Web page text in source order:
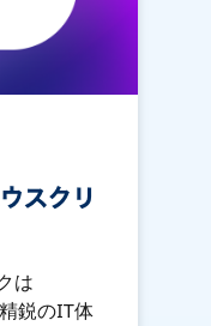
スクリ
は
鋭のIT体